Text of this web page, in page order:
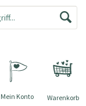
Warenkorb
Mein Konto